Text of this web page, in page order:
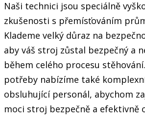
Naši technici jsou speciálně
zkušenosti s přemísťováním
Klademe velký důraz na
aby váš stroj zůstal bezpečný a
během celého procesu
potřeby nabízíme také
obsluhující personál, abychom
moci stroj bezpečně a efektivně